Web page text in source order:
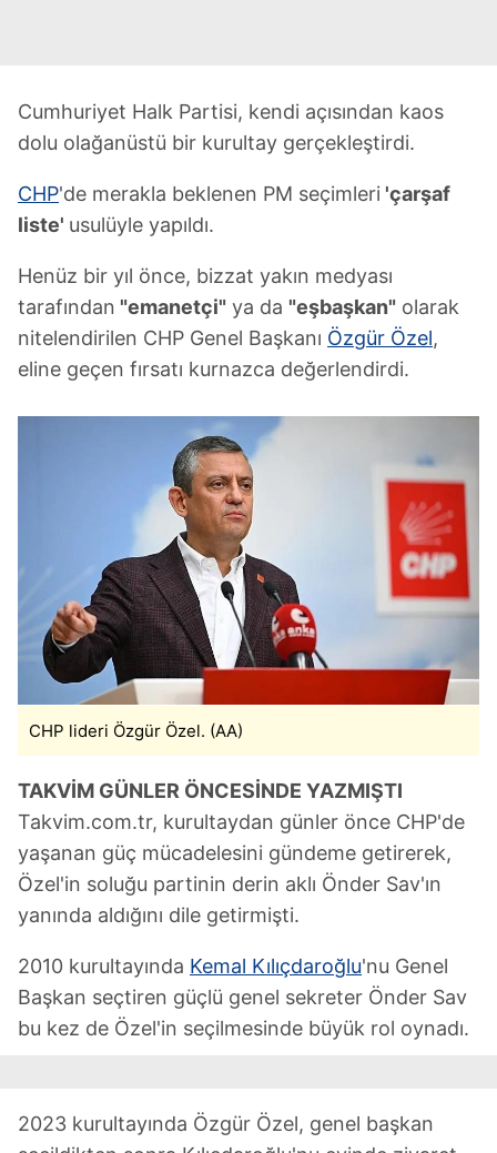
Cumhuriyet Halk Partisi, kendi açısından kaos
dolu olağanüstü bir kurultay gerçekleştirdi.
CHP'de merakla beklenen PM seçimleri 'çarşaf
liste' usulüyle yapıldı.
Henüz bir yıl önce, bizzat yakın medyası
tarafından "emanetçi" ya da "eşbaşkan" olarak
nitelendirilen CHP Genel Başkanı Özgür Özel,
eline geçen fırsatı kurnazca değerlendirdi.
CHP lideri Özgür Özel. (AA)
TAKVİM GÜNLER ÖNCESİNDE YAZMIŞTI
Takvim.com.tr, kurultaydan günler önce CHP'de
yaşanan güç mücadelesini gündeme getirerek,
Özel'in soluğu partinin derin aklı Önder Sav'ın
yanında aldığını dile getirmişti.
2010 kurultayında Kemal Kılıçdaroğlu'nu Genel
Başkan seçtiren güçlü genel sekreter Önder Sav
bu kez de Özel'in seçilmesinde büyük rol oynadı.
2023 kurultayında Özgür Özel, genel başkan